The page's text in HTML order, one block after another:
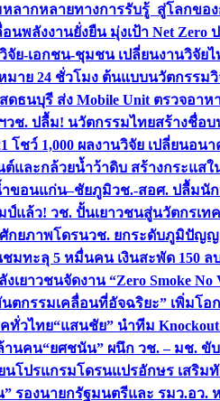
หลากหลายทางการรับรู้ สู่โลกขอ
พลังงานยั่งยืน มุ่งเป้า Net Zero
วิจัย-เอกชน-ชุมชน เปลี่ยนงานวิจัย
มาย 24 ชั่วโมง ต้นแบบนวัตกรรม
ดธนบุรี ส่ง Mobile Unit ตรวจอ
วช. ปลื้ม! นวัตกรรมไทยสร้างชื่อบ
โชว์ 1,000 ผลงานวิจัย เปลี่ยนอน
และกล้วยน้ำว้าดิบ สร้างกระแส
ำขอนแก่น–ชัยภูมิวช.-สอศ. ปลื้มนัก
ป์แล้ว! วช. ปั้นเยาวชนสู่นวัตกรเ
กยภาพโดรนวช. ยกระดับภูมิปัญญ
มทะลุ 5 หมื่นคน เงินสะพัด 150 ล
เยาวชนจัดงาน “Zero Smoke
ตกรรมเคลื่อนที่อัจฉริยะ” เพิ่มโอ
ทั่วไทย“แสนชัย” นำทีม
านคน“ยศชนัน” ผนึก วช. – มช. ขั
นโปรแกรมโดรนแปรอักษร เสริ
” รองนายกรัฐมนตรีและ รมว.อ